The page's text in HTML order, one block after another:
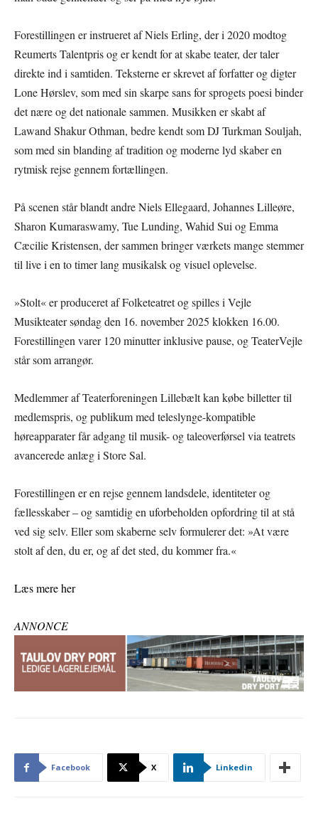
Forestillingen er instrueret af Niels Erling, der i 2020 modtog
Reumerts Talentpris og er kendt for at skabe teater, der taler
direkte ind i samtiden. Teksterne er skrevet af forfatter og digter
Lone Hørslev, som med sin skarpe sans for sprogets poesi binder
det nære og det nationale sammen. Musikken er skabt af
Lawand Shakur Othman, bedre kendt som DJ Turkman Souljah,
som med sin blanding af tradition og moderne lyd skaber en
rytmisk rejse gennem fortællingen.
På scenen står blandt andre Niels Ellegaard, Johannes Lilleøre,
Sharon Kumaraswamy, Tue Lunding, Wahid Sui og Emma
Cæcilie Kristensen, der sammen bringer værkets mange stemmer
til live i en to timer lang musikalsk og visuel oplevelse.
»Stolt« er produceret af Folketeatret og spilles i Vejle
Musikteater søndag den 16. november 2025 klokken 16.00.
Forestillingen varer 120 minutter inklusive pause, og TeaterVejle
står som arrangør.
Medlemmer af Teaterforeningen Lillebælt kan købe billetter til
medlemspris, og publikum med teleslynge-kompatible
høreapparater får adgang til musik- og taleoverførsel via teatrets
avancerede anlæg i Store Sal.
Forestillingen er en rejse gennem landsdele, identiteter og
fællesskaber – og samtidig en uforbeholden opfordring til at stå
ved sig selv. Eller som skaberne selv formulerer det: »At være
stolt af den, du er, og af det sted, du kommer fra.«
Læs mere her
ANNONCE
Facebook X Linkedin